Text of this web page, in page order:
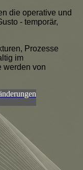
die operative und
- temporär,
Prozesse
im
werden von